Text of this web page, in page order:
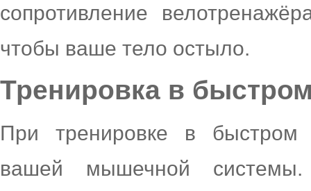
сопротивление
чтобы ваше тело остыло.
Тренировка в
При тренировке в быстром
вашей мышечной